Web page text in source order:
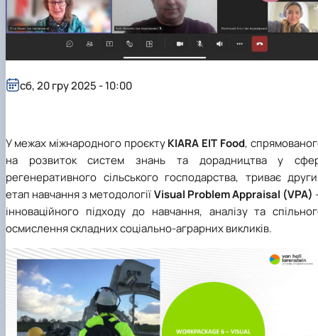
У межах міжнародного проєктуKIARA EIT Food,
на розвиток систем знань та дорадництва у
регенеративного сільського господарства, триває
етап навчання з методологіїVisual Problem Appraisal (VPA)
інноваційного підходу до навчання, аналізу та
осмислення складних соціально-аграрних викликів.
сб, 20 гру 2025 - 10:00